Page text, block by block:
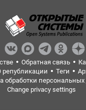
Обратная связь
републикации Теги
обработки
Change privacy settings